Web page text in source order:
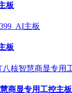
板
板
商显专用工控主板